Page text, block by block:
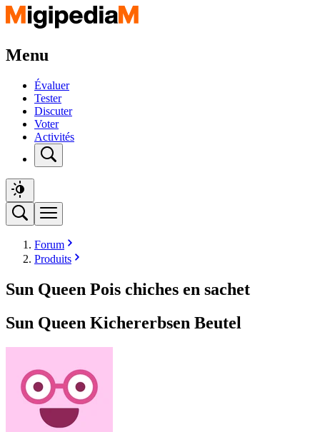
Menu
Évaluer
Tester
Discuter
Voter
Activités
Forum
Produits
Sun Queen Pois chiches en sachet
Sun Queen Kichererbsen Beutel